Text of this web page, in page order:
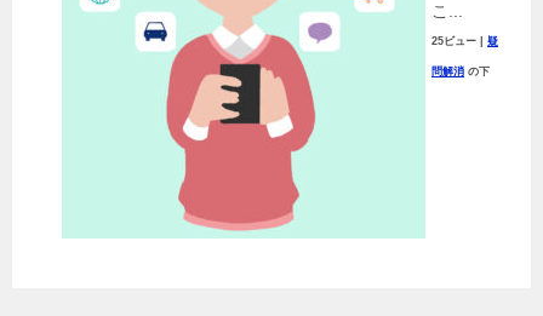
こ...
25ビュー 疑
問解消 の下